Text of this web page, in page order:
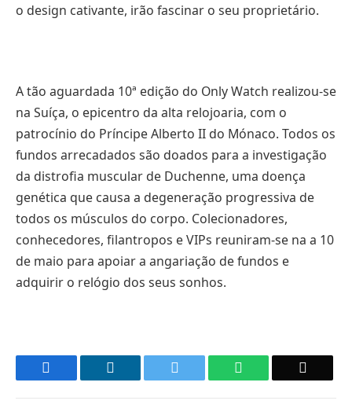
o design cativante, irão fascinar o seu proprietário.
A tão aguardada 10ª edição do Only Watch realizou-se
na Suíça, o epicentro da alta relojoaria, com o
patrocínio do Príncipe Alberto II do Mónaco. Todos os
fundos arrecadados são doados para a investigação
da distrofia muscular de Duchenne, uma doença
genética que causa a degeneração progressiva de
todos os músculos do corpo. Colecionadores,
conhecedores, filantropos e VIPs reuniram-se na a 10
de maio para apoiar a angariação de fundos e
adquirir o relógio dos seus sonhos.
WhatsApp